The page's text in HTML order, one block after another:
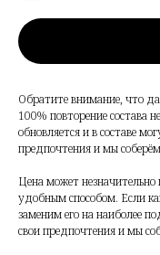
Обратите внимание, что
100% повторение состава
обновляется и в составе
предпочтения и мы
Цена может
удобным способом. Если
заменим его на наиболее
свои предпочтения и мы